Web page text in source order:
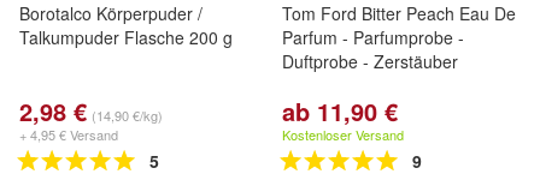
Borotalco Körperpuder /
Talkumpuder Flasche 200 g
2,98 € (14,90 €/kg)
+ 4,95 € Versand
5
Tom Ford Bitter Peach Eau De
Parfum - Parfumprobe -
Duftprobe - Zerstäuber
ab 11,90 €
Kostenloser Versand
9